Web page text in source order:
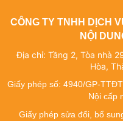
CÔNG TY TNHH DỊCH
NỘI
Địa chỉ: Tầng 2, Tòa nhà
Hòa,
Giấy phép số: 4940/GP-
Nội cấp
Giấy phép sửa đổi, bổ